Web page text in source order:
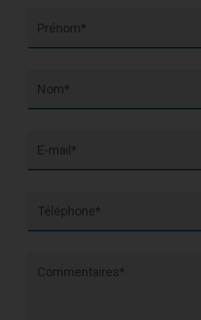
Prénom*
Nom*
E-mail*
Téléphone*
Commentaires*